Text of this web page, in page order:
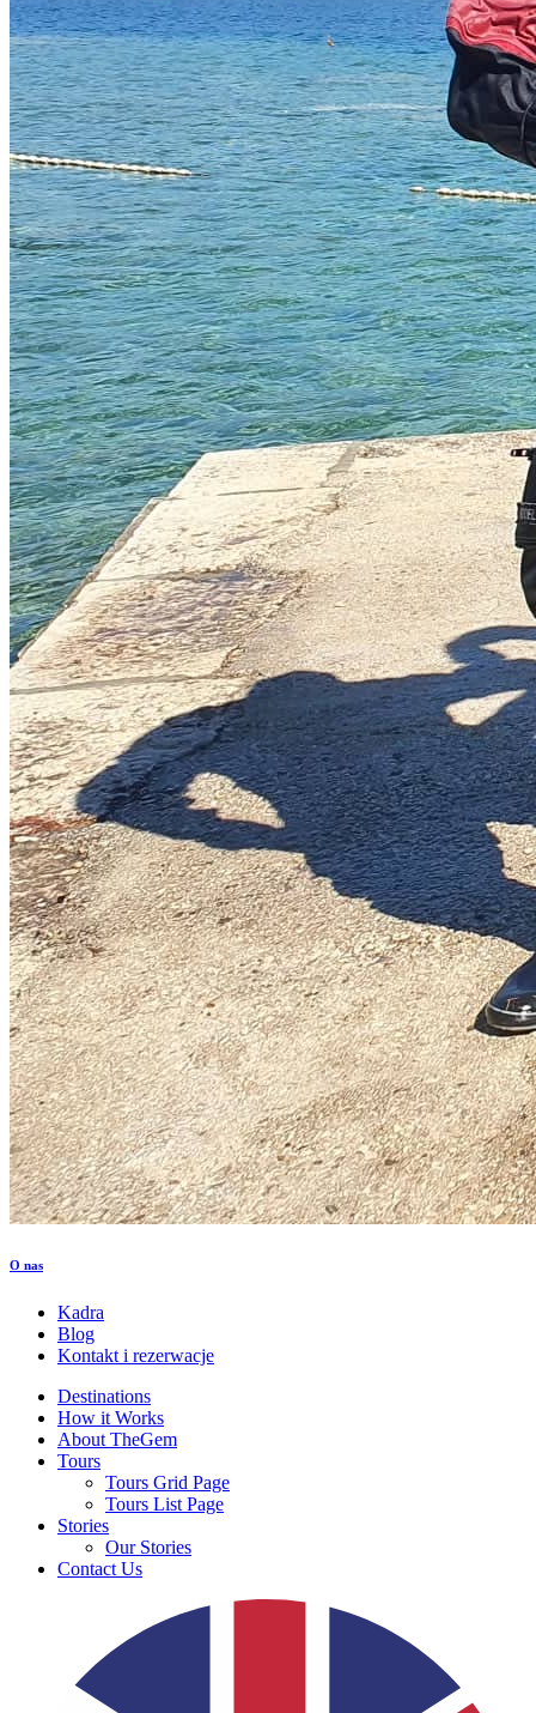
O nas
Kadra
Blog
Kontakt i rezerwacje
Destinations
How it Works
About TheGem
Tours
Tours Grid Page
Tours List Page
Stories
Our Stories
Contact Us